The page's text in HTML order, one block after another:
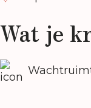
Wat je